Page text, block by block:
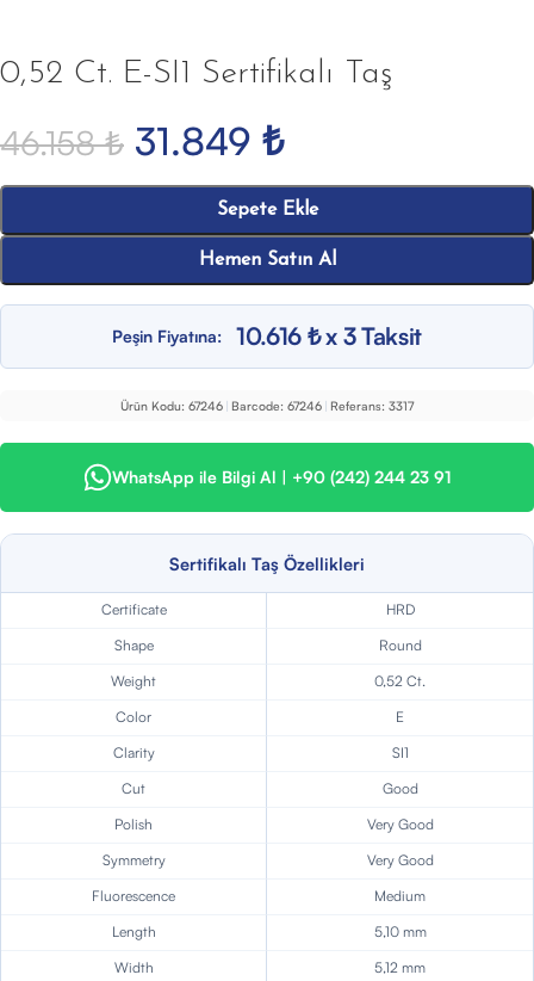
0,52 Ct. E-SI1 Sertifikalı Taş
46.158₺ 31.849 ₺
Sepete Ekle
Hemen Satın Al
Peşin Fiyatına: 10.616 ₺ x 3 Taksit
Ürün Kodu: 67246 | Barcode: 67246 | Referans: 3317
WhatsApp ile Bilgi Al | +90 (242) 244 23 91
Sertifikalı Taş Özellikleri
Certificate
HRD
Shape
Round
Weight
0,52 Ct.
Color
E
Clarity
SI1
Cut
Good
Polish
Very Good
Symmetry
Very Good
Fluorescence
Medium
Length
5,10 mm
Width
5,12 mm